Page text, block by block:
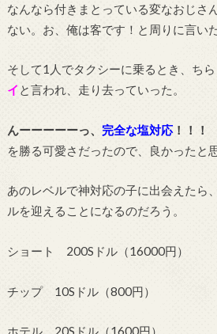
なんなら付きまとっている変なおじさ
ない。お、俺は客です！と周りに言いた
そして1人でタクシーに乗るとき、ち
イ と言われ、走り去っていった。
んーーーーーっ、 完全な塩対応！！！
を勝る可愛さだったので、良かったと
あのレベルで神対応の子に出会えたら
ルを迎えることになるのだろう。
ショート 200Sドル（16000円）
チップ 10Sドル（800円）
ホテル 20Sドル（1600円）